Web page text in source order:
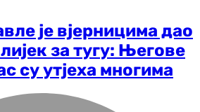
је вјерницима дао
за тугу: Његове
су утјеха многима